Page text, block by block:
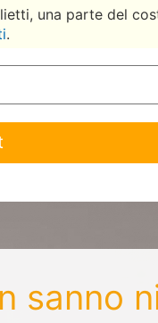
una parte del
.
sanno